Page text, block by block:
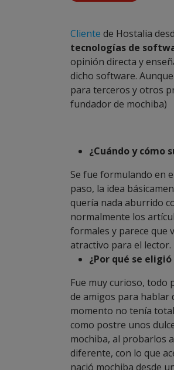
Cliente de Hostalia
tecnologías de
opinión directa y
dicho software.
para terceros y otros
fundador de mochiba)
¿Cuándo y cómo
Se fue formulando en
paso, la idea
quería nada aburrido
normalmente los
formales y parece que
atractivo para el lector.
¿Por qué se
Fue muy curioso, todo
de amigos para hablar
momento no tenía
como postre unos
mochiba, al probarlos
diferente, con lo que
nació mochiba desde